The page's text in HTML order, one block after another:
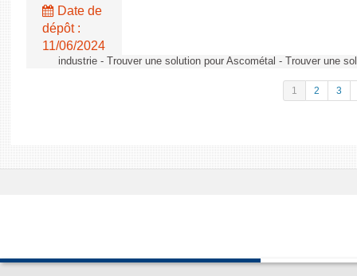
Date de
dépôt :
11/06/2024
industrie - Trouver une solution pour Ascométal - Trouver une
1 2 3